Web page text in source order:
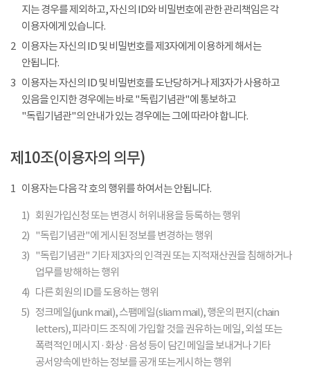
지는 경우를 제외하고, 자신의 ID와 비밀번호에 관한 관리책임은 각
이용자에게 있습니다.
2 이용자는 자신의 ID 및 비밀번호를 제3자에게 이용하게 해서는
안됩니다.
3 이용자는 자신의 ID 및 비밀번호를 도난당하거나 제3자가 사용하고
있음을 인지한 경우에는 바로 "독립기념관"에 통보하고
"독립기념관"의 안내가 있는 경우에는 그에 따라야 합니다.
제10조(이용자의 의무)
1 이용자는 다음 각 호의 행위를 하여서는 안됩니다.
1) 회원가입신청 또는 변경시 허위내용을 등록하는 행위
2) "독립기념관"에 게시된 정보를 변경하는 행위
3) "독립기념관" 기타 제3자의 인격권 또는 지적재산권을 침해하거나
업무를 방해하는 행위
4) 다른 회원의 ID를 도용하는 행위
5) 정크메일(junk mail), 스팸메일(sliam mail), 행운의 편지(chain
letters), 피라미드 조직에 가입할 것을 권유하는 메일, 외설 또는
폭력적인 메시지 · 화상 · 음성 등이 담긴 메일을 보내거나 기타
공서양속에 반하는 정보를 공개 또는게시하는 행위